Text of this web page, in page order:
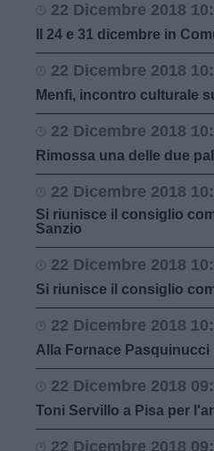
22 Dicembre 2018
Il 24 e 31 dicembre in
22 Dicembre 2018
Menfi, incontro culturale
22 Dicembre 2018
Rimossa una delle due
22 Dicembre 2018
Si riunisce il consiglio
Sanzio
22 Dicembre 2018
Si riunisce il consiglio
22 Dicembre 2018
Alla Fornace Pasquinucci
22 Dicembre 2018
Toni Servillo a Pisa per
22 Dicembre 2018